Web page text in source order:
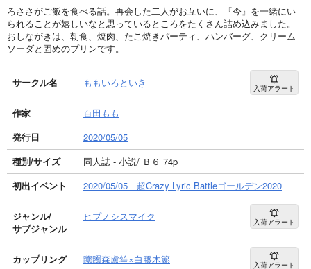
ろささがご飯を食べる話。再会した二人がお互いに、『今』を一緒にい
られることが嬉しいなと思っているところをたくさん詰め込みました。
おしながきは、朝食、焼肉、たこ焼きパーティ、ハンバーグ、クリーム
ソーダと固めのプリンです。
サークル名 ももいろといき 入荷アラート
作家
百田もも
発行日
2020/05/05
種別/サイズ
同人誌 - 小説/ Ｂ６ 74p
初出イベント
2020/05/05 超Crazy Lyric Battleゴールデン2020
ジャンル/
サブジャンル
ヒプノシスマイク 入荷アラート
カップリング 躑躅森盧笙×白膠木簓 入荷アラート